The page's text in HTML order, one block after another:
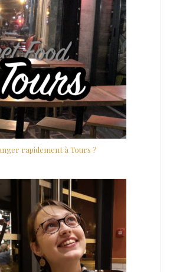
rapidement à Tours ?